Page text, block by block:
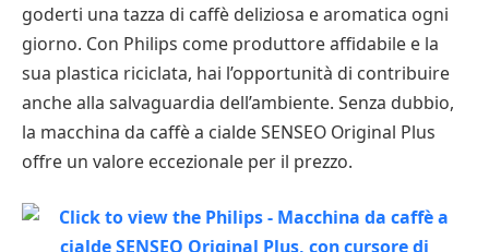
goderti una tazza di caffè deliziosa e aromatica ogni
giorno. Con Philips come produttore affidabile e la
sua plastica riciclata, hai l’opportunità di contribuire
anche alla salvaguardia dell’ambiente. Senza dubbio,
la macchina da caffè a cialde SENSEO Original Plus
offre un valore eccezionale per il prezzo.